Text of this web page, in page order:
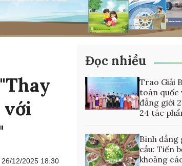
với
26/12/2025 18:30
Đọc nhiều
Trao Giải
toàn quốc
đẳng giới
24 tác
Bình đẳng
cầu: Tiến
khoảng